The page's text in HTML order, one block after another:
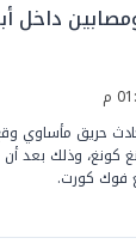
داخل
حريق مأساوي وقع
وذلك بعد أن
فوك كورت.